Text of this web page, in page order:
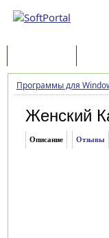
Программы для
Женский
Описание Отзывы